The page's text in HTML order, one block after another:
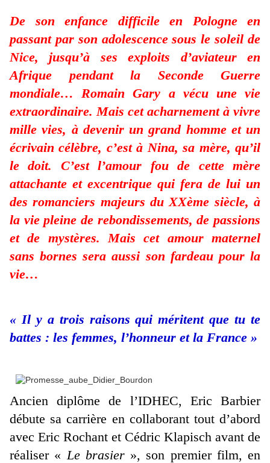
De son enfance difficile en Pologne en
passant par son adolescence sous le soleil de
Nice, jusqu’à ses exploits d’aviateur en
Afrique pendant la Seconde Guerre
mondiale… Romain Gary a vécu une vie
extraordinaire. Mais cet acharnement à vivre
mille vies, à devenir un grand homme et un
écrivain célèbre, c’est à Nina, sa mère, qu’il
le doit. C’est l’amour fou de cette mère
attachante et excentrique qui fera de lui un
des romanciers majeurs du XXème siècle, à
la vie pleine de rebondissements, de passions
et de mystères. Mais cet amour maternel
sans bornes sera aussi son fardeau pour la
vie…
« Il y a trois raisons qui méritent que tu te
battes : les femmes, l’honneur et la France »
Ancien diplôme de l’IDHEC, Eric Barbier
débute sa carrière en collaborant tout d’abord
avec Eric Rochant et Cédric Klapisch avant de
réaliser « Le brasier», son premier film, en